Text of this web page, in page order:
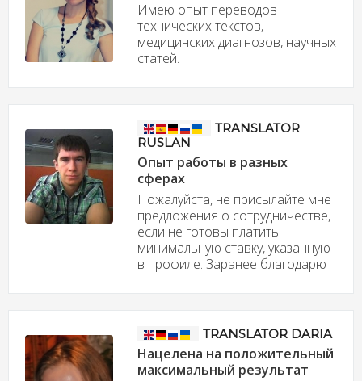
Имею опыт переводов
технических текстов,
медицинских диагнозов, научных
статей.
TRANSLATOR
RUSLAN
Опыт работы в разных
сферах
Пожалуйста, не присылайте мне
предложения о сотрудничестве,
если не готовы платить
минимальную ставку, указанную
в профиле. Заранее благодарю
TRANSLATOR DARIA
Нацелена на положительный
максимальный результат